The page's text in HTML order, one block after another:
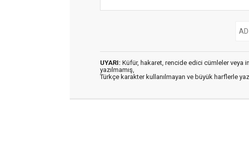
UYARI: Küfür, hakaret, rencide edici cümleler veya
yazılmamış,
Türkçe karakter kullanılmayan ve büyük harflerle